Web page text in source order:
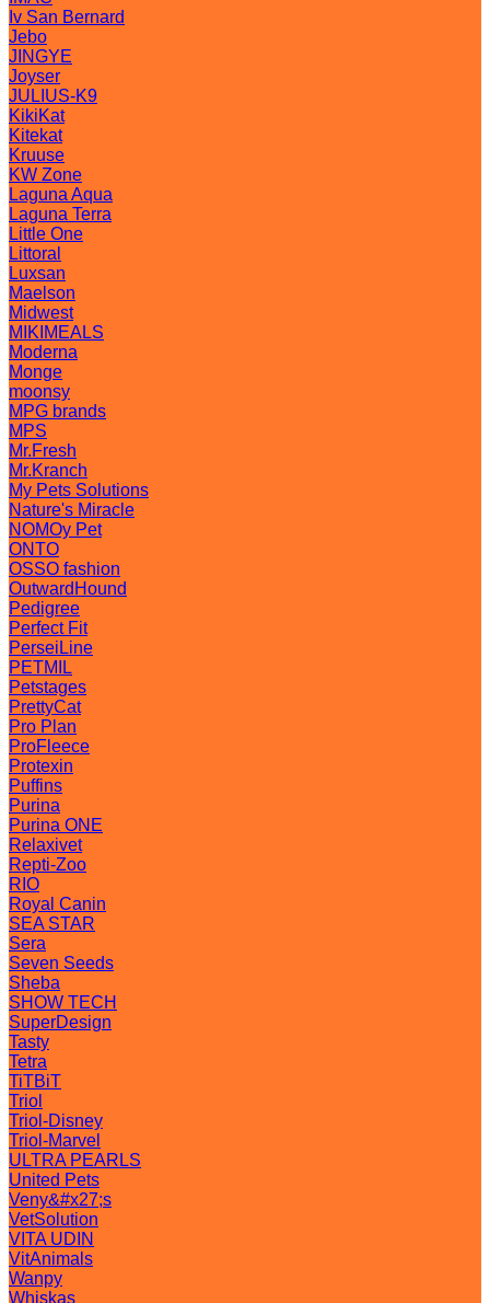
Iv San Bernard
Jebo
JINGYE
Joyser
JULIUS-K9
KikiKat
Kitekat
Kruuse
KW Zone
Laguna Aqua
Laguna Terra
Little One
Littoral
Luxsan
Maelson
Midwest
MIKIMEALS
Moderna
Monge
moonsy
MPG brands
MPS
Mr.Fresh
Mr.Kranch
My Pets Solutions
Nature's Miracle
NOMOy Pet
ONTO
OSSO fashion
OutwardHound
Pedigree
Perfect Fit
PerseiLine
PETMIL
Petstages
PrettyCat
Pro Plan
ProFleece
Protexin
Puffins
Purina
Purina ONE
Relaxivet
Repti-Zoo
RIO
Royal Canin
SEA STAR
Sera
Seven Seeds
Sheba
SHOW TECH
SuperDesign
Tasty
Tetra
TiTBiT
Triol
Triol-Disney
Triol-Marvel
ULTRA PEARLS
United Pets
Veny&#x27;s
VetSolution
VITA UDIN
VitAnimals
Wanpy
Whiskas